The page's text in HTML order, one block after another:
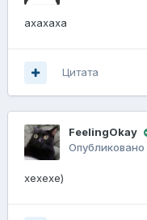
ахахаха
Цитата
FeelingOkay
Опубликовано
хехехе)